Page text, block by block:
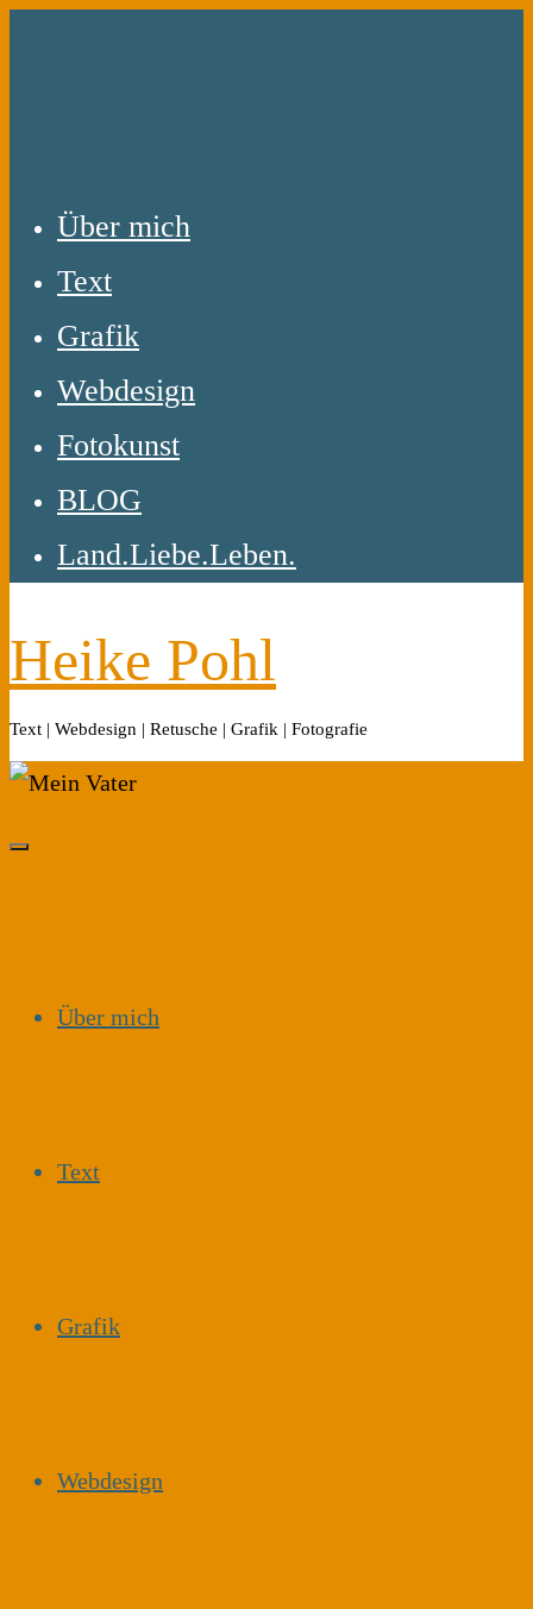
Über mich
Text
Grafik
Webdesign
Fotokunst
BLOG
Land.Liebe.Leben.
Heike Pohl
Text | Webdesign | Retusche | Grafik | Fotografie
Über mich
Text
Grafik
Webdesign